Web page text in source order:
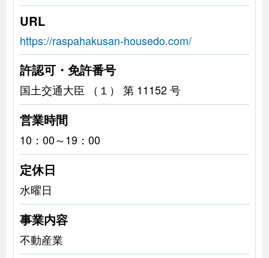
URL
https://raspahakusan-housedo.com/
許認可・免許番号
国土交通大臣 （１） 第 11152 号
営業時間
10：00～19：00
定休日
水曜日
事業内容
不動産業